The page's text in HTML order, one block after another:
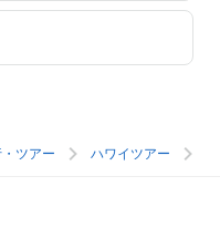
ツアー ハワイツアー